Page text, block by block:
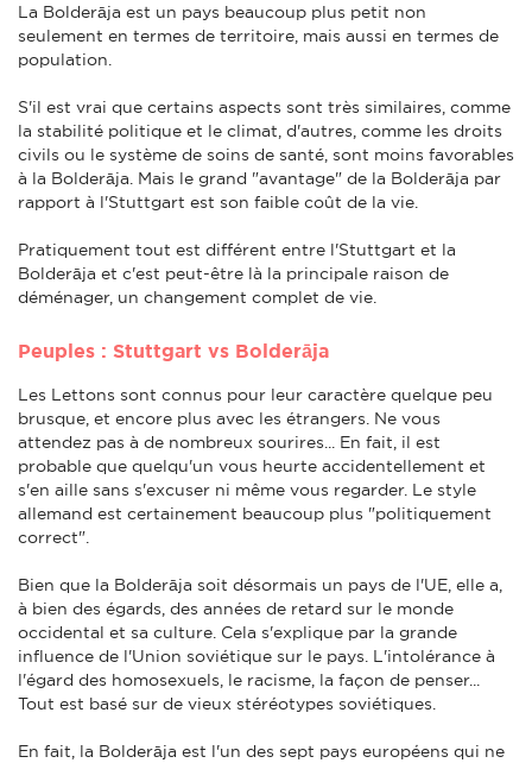
La Bolderāja est un pays beaucoup plus petit non
seulement en termes de territoire, mais aussi en termes de
population.
S'il est vrai que certains aspects sont très similaires, comme
la stabilité politique et le climat, d'autres, comme les droits
civils ou le système de soins de santé, sont moins favorables
à la Bolderāja. Mais le grand "avantage" de la Bolderāja par
rapport à l'Stuttgart est son faible coût de la vie.
Pratiquement tout est différent entre l'Stuttgart et la
Bolderāja et c'est peut-être là la principale raison de
déménager, un changement complet de vie.
Peuples : Stuttgart vs Bolderāja
Les Lettons sont connus pour leur caractère quelque peu
brusque, et encore plus avec les étrangers. Ne vous
attendez pas à de nombreux sourires... En fait, il est
probable que quelqu'un vous heurte accidentellement et
s'en aille sans s'excuser ni même vous regarder. Le style
allemand est certainement beaucoup plus "politiquement
correct".
Bien que la Bolderāja soit désormais un pays de l'UE, elle a,
à bien des égards, des années de retard sur le monde
occidental et sa culture. Cela s'explique par la grande
influence de l'Union soviétique sur le pays. L'intolérance à
l'égard des homosexuels, le racisme, la façon de penser...
Tout est basé sur de vieux stéréotypes soviétiques.
En fait, la Bolderāja est l'un des sept pays européens qui ne